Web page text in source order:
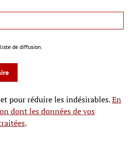
de diffusion.
pour réduire les indésirables.En
dont les données de vos
.